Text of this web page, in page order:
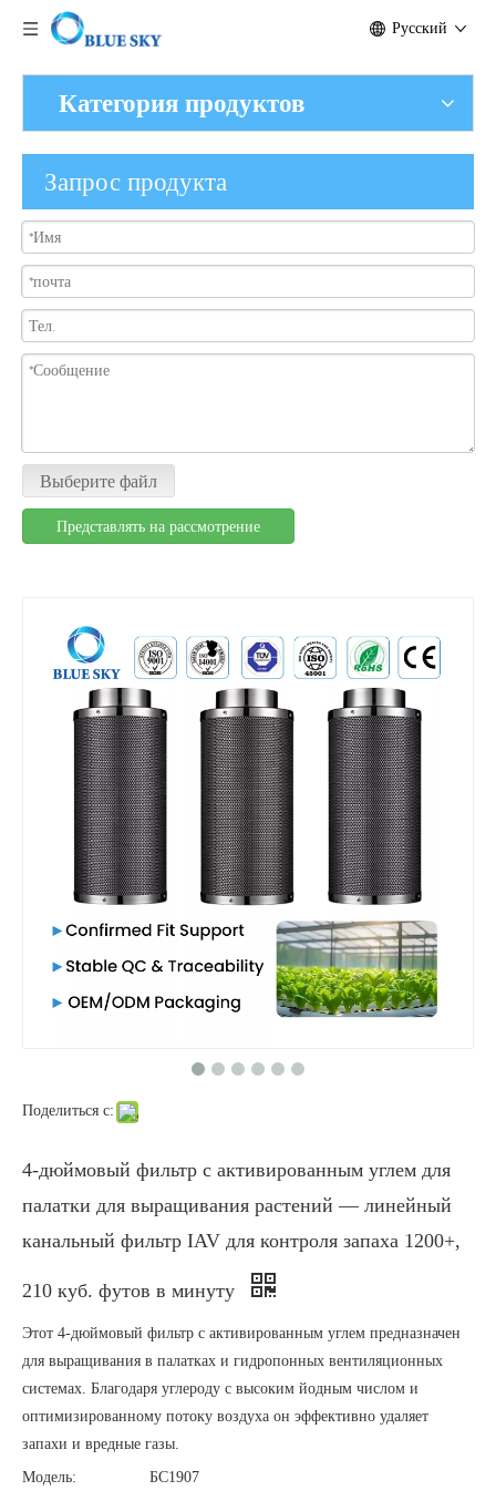
Pусский
Категория продуктов
Запрос продукта
Выберите файл
Представлять на рассмотрение
Поделиться с:
4-дюймовый фильтр с активированным углем для
палатки для выращивания растений — линейный
канальный фильтр IAV для контроля запаха 1200+,
210 куб. футов в минуту
Этот 4-дюймовый фильтр с активированным углем предназначен
для выращивания в палатках и гидропонных вентиляционных
системах. Благодаря углероду с высоким йодным числом и
оптимизированному потоку воздуха он эффективно удаляет
запахи и вредные газы.
Модель:
БС1907